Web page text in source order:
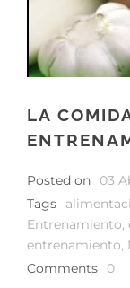
LA
Posted on
03
Tags
Entrenamiento,
entrenamiento,
Comments
0